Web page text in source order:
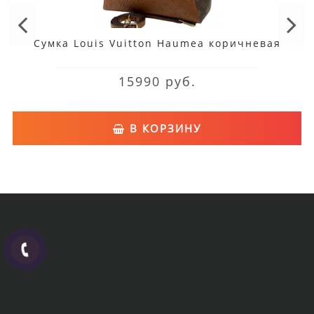
Сумка Louis Vuitton Haumea коричневая
15990 руб.
В КОРЗИНУ